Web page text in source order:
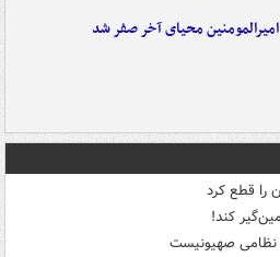
محیای آخر صفر شد
را قطع کرد
کند!
نظامی صهیونیست